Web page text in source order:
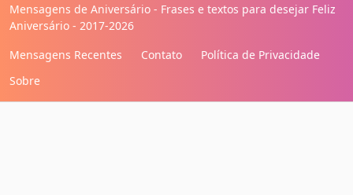
Mensagens de Aniversário - Frases e textos para desejar Feliz
Aniversário - 2017-2026
Mensagens Recentes
Contato
Política de Privacidade
Sobre